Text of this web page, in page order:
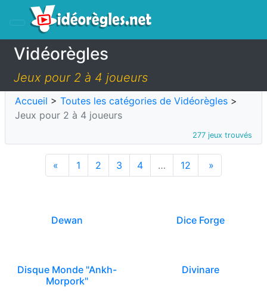
Vidéorègles
Jeux pour 2 à 4 joueurs
Accueil > Toutes les catégories de Vidéorègles >
Jeux pour 2 à 4 joueurs
277 jeux trouvés
« 1 2 3 4 … 12 »
Dewan Dice Forge
Disque Monde "Ankh-
Morpork"
Divinare